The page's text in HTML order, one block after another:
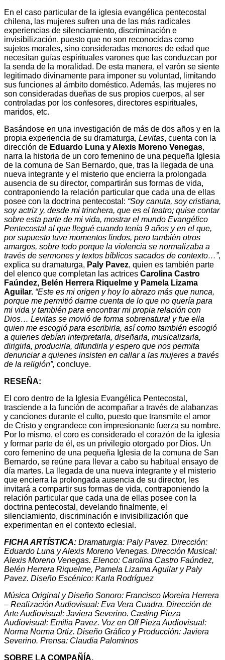
En el caso particular de la iglesia evangélica pentecostal
chilena, las mujeres sufren una de las más radicales
experiencias de silenciamiento, discriminación e
invisibilización, puesto que no son reconocidas como
sujetos morales, sino consideradas menores de edad que
necesitan guías espirituales varones que las conduzcan por
la senda de la moralidad. De esta manera, el varón se siente
legitimado divinamente para imponer su voluntad, limitando
sus funciones al ámbito doméstico. Además, las mujeres no
son consideradas dueñas de sus propios cuerpos, al ser
controladas por los confesores, directores espirituales,
maridos, etc.
Basándose en una investigación de más de dos años y en la
propia experiencia de su dramaturga, Levitas, cuenta con la
dirección de Eduardo Luna y Alexis Moreno Venegas,
narra la historia de un coro femenino de una pequeña Iglesia
de la comuna de San Bernardo, que, tras la llegada de una
nueva integrante y el misterio que encierra la prolongada
ausencia de su director, compartirán sus formas de vida,
contraponiendo la relación particular que cada una de ellas
posee con la doctrina pentecostal: “Soy canuta, soy cristiana,
soy actriz y, desde mi trinchera, que es el teatro; quise contar
sobre esta parte de mi vida, mostrar el mundo Evangélico
Pentecostal al que llegué cuando tenía 9 años y en el que,
por supuesto tuve momentos lindos, pero también otros
amargos, sobre todo porque la violencia se normalizaba a
través de sermones y textos bíblicos sacados de contexto…”,
explica su dramaturga, Paly Pavez, quien es también parte
del elenco que completan las actrices Carolina Castro
Faúndez, Belén Herrera Riquelme y Pamela Lizama
Aguilar. “Este es mi origen y hoy lo abrazo más que nunca,
porque me permitió darme cuenta de lo que no quería para
mi vida y también para encontrar mi propia relación con
Dios… Levitas se movió de forma sobrenatural y fue ella
quien me escogió para escribirla, así como también escogió
a quienes debían interpretarla, diseñarla, musicalizarla,
dirigirla, producirla, difundirla y espero que nos permita
denunciar a quienes insisten en callar a las mujeres a través
de la religión”, concluye.
RESEÑA:
El coro dentro de la Iglesia Evangélica Pentecostal,
trasciende a la función de acompañar a través de alabanzas
y canciones durante el culto, puesto que transmite el amor
de Cristo y engrandece con impresionante fuerza su nombre.
Por lo mismo, el coro es considerado el corazón de la iglesia
y formar parte de él, es un privilegio otorgado por Dios. Un
coro femenino de una pequeña Iglesia de la comuna de San
Bernardo, se reúne para llevar a cabo su habitual ensayo de
día martes. La llegada de una nueva integrante y el misterio
que encierra la prolongada ausencia de su director, les
invitará a compartir sus formas de vida, contraponiendo la
relación particular que cada una de ellas posee con la
doctrina pentecostal, develando finalmente, el
silenciamiento, discriminación e invisibilización que
experimentan en el contexto eclesial.
FICHA ARTÍSTICA: Dramaturgia: Paly Pavez. Dirección:
Eduardo Luna y Alexis Moreno Venegas. Dirección Musical:
Alexis Moreno Venegas. Elenco: Carolina Castro Faúndez,
Belén Herrera Riquelme, Pamela Lizama Aguilar y Paly
Pavez. Diseño Escénico: Karla Rodríguez
Música Original y Diseño Sonoro: Francisco Moreira Herrera
– Realización Audiovisual: Eva Vera Cuadra. Dirección de
Arte Audiovisual: Javiera Severino. Casting Pieza
Audiovisual: Emilia Pavez. Voz en Off Pieza Audiovisual:
Norma Norma Ortiz. Diseño Gráfico y Producción: Javiera
Severino. Prensa: Claudia Palominos
SOBRE LA COMPAÑÍA.